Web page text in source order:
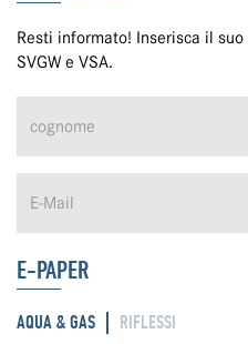
Resti informato! Inserisca il
SVGW e VSA.
E-PAPER
AQUA & GAS RIFLESSI